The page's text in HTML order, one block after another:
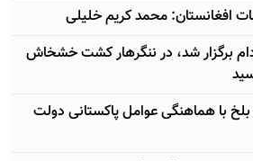
افغانستان: محمد کریم خلیلی
برگزار شد، در ننگرهار کشت خشخاش
بلخ با هماهنگی عوامل پاکستانی دولت